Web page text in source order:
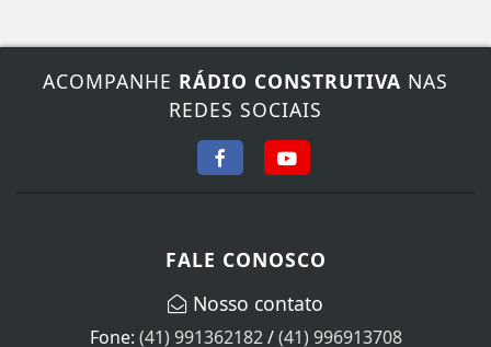
ACOMPANHE RÁDIO CONSTRUTIVA NAS
REDES SOCIAIS
FALE CONOSCO
Nosso contato
Fone: (41) 991362182/(41) 996913708